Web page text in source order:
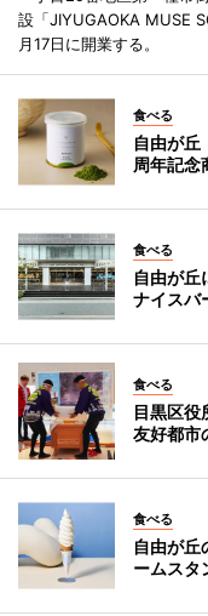
設「JIYUGAOKA MUSE
月17日に開業する。
食べる
自由が丘
周年記念
食べる
自由が丘
ナイスバ
食べる
目黒区
友好都市
食べる
自由が丘
ームスタ